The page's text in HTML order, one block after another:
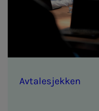
Av­ta­­­le­­­sjek­­­ken